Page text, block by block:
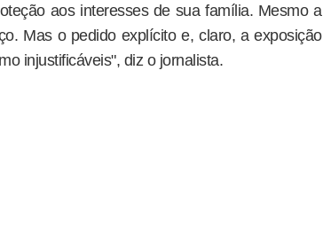
aos interesses de sua família. Mesmo a
Mas o pedido explícito e, claro, a exposição
injustificáveis", diz o jornalista.